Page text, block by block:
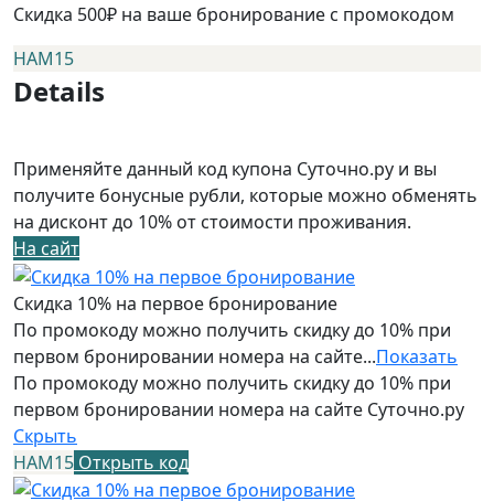
Скидка 500₽ на ваше бронирование с промокодом
НАМ15
Details
Применяйте данный код купона Суточно.ру и вы
получите бонусные рубли, которые можно обменять
на дисконт до 10% от стоимости проживания.
На сайт
Скидка 10% на первое бронирование
По промокоду можно получить скидку до 10% при
первом бронировании номера на сайте...Показать
По промокоду можно получить скидку до 10% при
первом бронировании номера на сайте Суточно.ру
Скрыть
НАМ15 Открыть код